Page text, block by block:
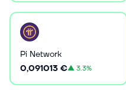
Pi Network
0,091013 €▲3.3%